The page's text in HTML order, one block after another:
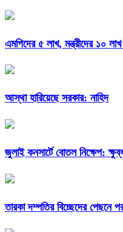
এমপিদের ৫ লাখ, মন্ত্রীদের ১০
আস্থা হারিয়েছে সরকার: নাহিদ
জুলাই কনসার্টে বোতল নিক্ষেপ:
তারকা দম্পতির বিচ্ছেদের পেছনে